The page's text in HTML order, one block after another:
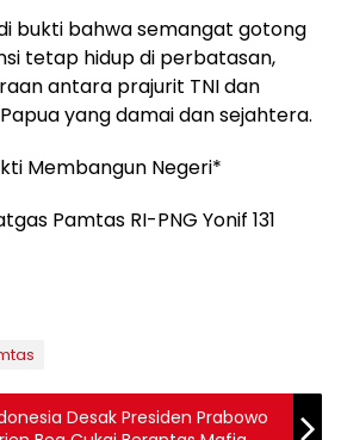
bukti bahwa semangat gotong
tetap hidup di perbatasan,
antara prajurit TNI dan
yang damai dan sejahtera.
Membangun Negeri*
Pamtas RI-PNG Yonif 131
Desak Presiden Prabowo